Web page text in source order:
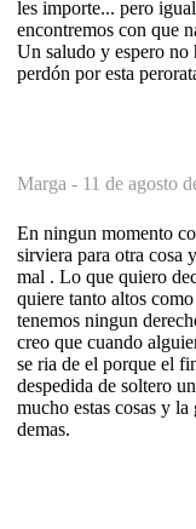
les importe... pero
encontremos con que
Un saludo y espero no
perdón por esta
Marga - 11 de agosto
En ningun momento
sirviera para otra cosa
mal . Lo que quiero
quiere tanto altos
tenemos ningun
creo que cuando
se ria de el porque el
despedida de soltero
mucho estas cosas y
demas.